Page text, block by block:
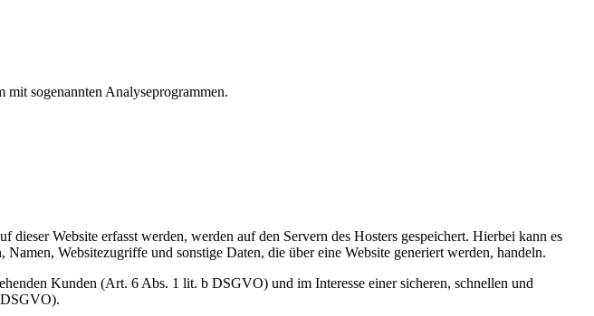
mit sogenannten Analyseprogrammen.
Website erfasst werden, werden auf den Servern des Hosters gespeichert. Hierbei kann es
Websitezugriffe und sonstige Daten, die über eine Website generiert werden, handeln.
Kunden (Art. 6 Abs. 1 lit. b DSGVO) und im Interesse einer sicheren, schnellen und